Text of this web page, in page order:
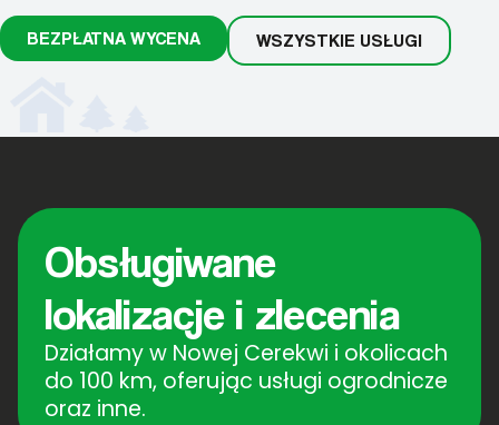
BEZPŁATNA WYCENA WSZYSTKIE USŁUGI
Obsługiwane
lokalizacje i zlecenia
Działamy w Nowej Cerekwi i okolicach
do 100 km, oferując usługi ogrodnicze
oraz inne.